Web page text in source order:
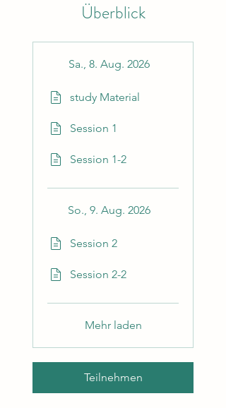
Überblick
Sa., 8. Aug. 2026
study Material
Session 1
Session 1-2
So., 9. Aug. 2026
Session 2
Session 2-2
Mehr laden
Teilnehmen